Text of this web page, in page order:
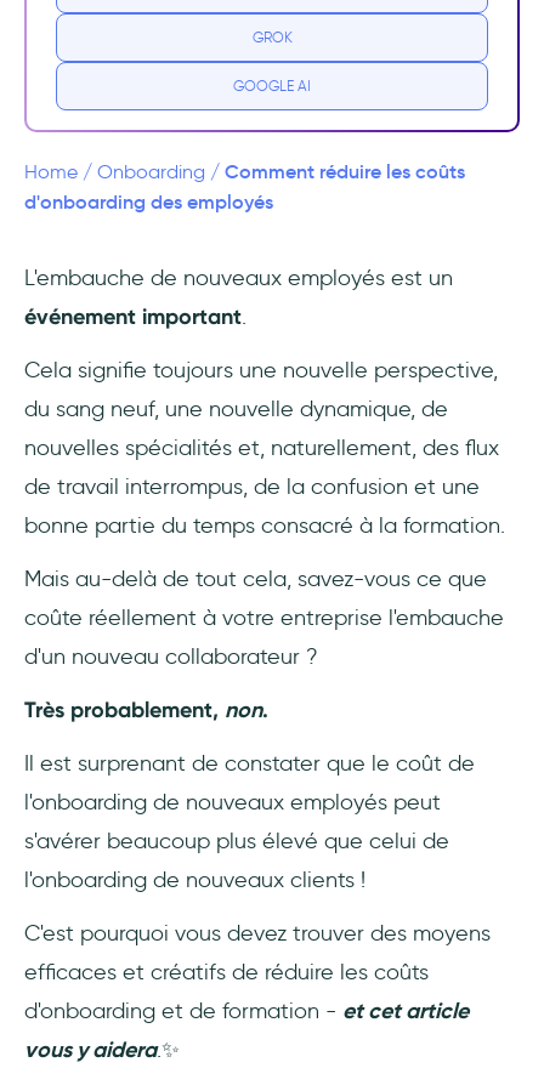
4- Être un mentor
5- Réduire le temps de productivité
Questions Fréquentes
Pourquoi l'onboarding coûte-t-il si cher ?
GROK
GOOGLE AI
Home / Onboarding / Comment réduire les coûts
d'onboarding des employés
L'embauche de nouveaux employés est un
événement important.
Cela signifie toujours une nouvelle perspective,
du sang neuf, une nouvelle dynamique, de
nouvelles spécialités et, naturellement, des flux
de travail interrompus, de la confusion et une
bonne partie du temps consacré à la formation.
Mais au-delà de tout cela, savez-vous ce que
coûte réellement à votre entreprise l'embauche
d'un nouveau collaborateur ?
Très probablement, non.
Il est surprenant de constater que le coût de
l'onboarding de nouveaux employés peut
s'avérer beaucoup plus élevé que celui de
l'onboarding de nouveaux clients !
C'est pourquoi vous devez trouver des moyens
efficaces et créatifs de réduire les coûts
d'onboarding et de formation - et cet article
vous y aidera.✨